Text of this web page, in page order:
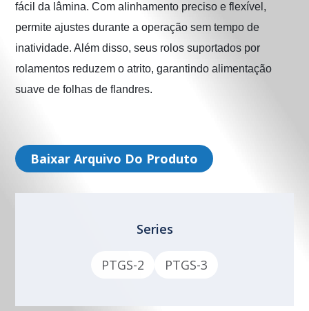
fácil da lâmina. Com alinhamento preciso e flexível,
permite ajustes durante a operação sem tempo de
inatividade. Além disso, seus rolos suportados por
rolamentos reduzem o atrito, garantindo alimentação
suave de folhas de flandres.
Baixar Arquivo Do Produto
Series
PTGS-2 PTGS-3